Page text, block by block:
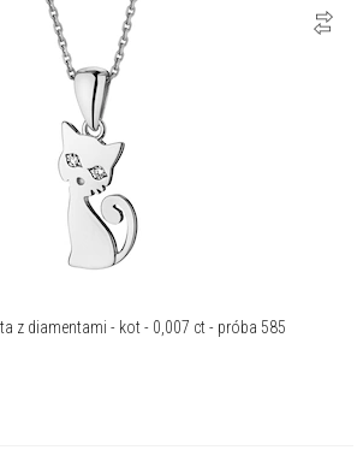
z diamentami - kot - 0,007 ct - próba 585